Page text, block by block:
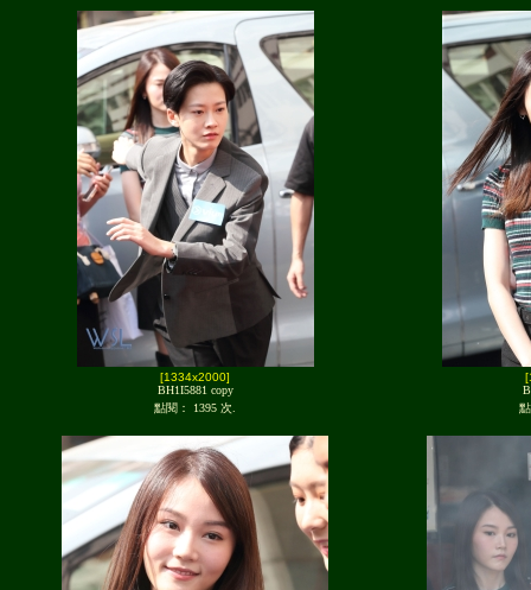
[1334x2000]
BH1I5881 copy
點閱： 1395 次.